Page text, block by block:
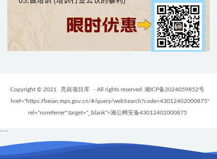
Copyright © 2021 亮叔项目库 - All rights reserved 湘ICP备2024059852号
href="https://beian.mps.gov.cn/#/query/webSearch?code=43012402000875"
rel="noreferrer" target="_blank">湘公网安备43012402000875
```